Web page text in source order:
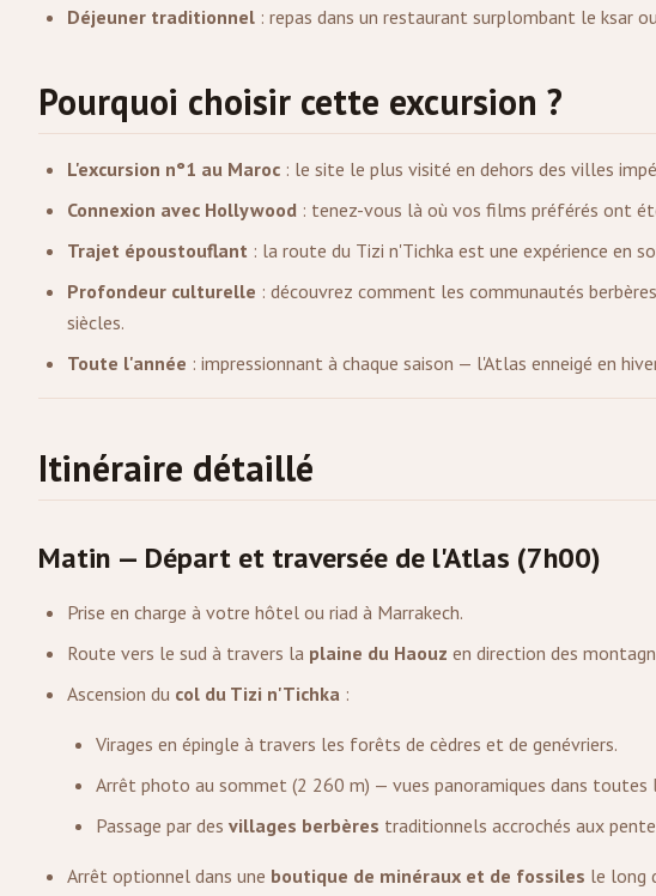
Déjeuner traditionnel : repas dans un restaurant surplombant le ksar
Pourquoi choisir cette excursion ?
L'excursion n°1 au Maroc : le site le plus visité en dehors des villes
Connexion avec Hollywood : tenez-vous là où vos films préférés ont
Trajet époustouflant : la route du Tizi n'Tichka est une expérience en
Profondeur culturelle : découvrez comment les communautés
siècles.
Toute l'année : impressionnant à chaque saison — l'Atlas enneigé en
Itinéraire détaillé
Matin — Départ et traversée de l'Atlas (7h00)
Prise en charge à votre hôtel ou riad à Marrakech.
Route vers le sud à travers la plaine du Haouz en direction des
Ascension du col du Tizi n'Tichka :
Virages en épingle à travers les forêts de cèdres et de genévriers.
Arrêt photo au sommet (2 260 m) — vues panoramiques dans toutes
Passage par des villages berbères traditionnels accrochés aux
Arrêt optionnel dans une boutique de minéraux et de fossiles le long